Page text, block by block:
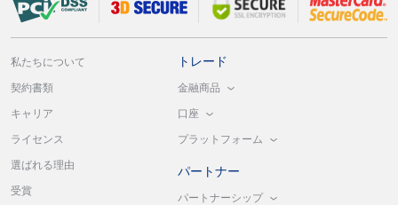
私たちについて
契約書類
キャリア
ライセンス
選ばれる理由
受賞
トレード
金融商品
口座
プラットフォーム
パートナー
パートナーシップ